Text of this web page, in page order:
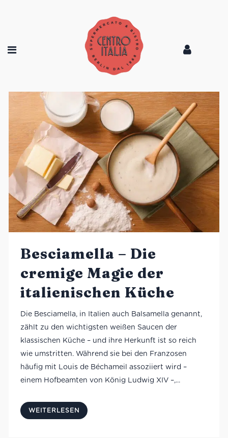
Besciamella – Die
cremige Magie der
italienischen Küche
Die Besciamella, in Italien auch Balsamella genannt,
zählt zu den wichtigsten weißen Saucen der
klassischen Küche – und ihre Herkunft ist so reich
wie umstritten. Während sie bei den Franzosen
häufig mit Louis de Béchameil assoziiert wird –
einem Hofbeamten von König Ludwig XIV –,...
WEITERLESEN